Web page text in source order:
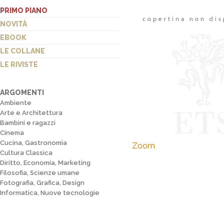
PRIMO PIANO
NOVITÀ
EBOOK
LE COLLANE
LE RIVISTE
ARGOMENTI
Ambiente
Arte e Architettura
Bambini e ragazzi
Cinema
Cucina, Gastronomia
Cultura Classica
Diritto, Economia, Marketing
Filosofia, Scienze umane
Fotografia, Grafica, Design
Informatica, Nuove tecnologie
Zoom